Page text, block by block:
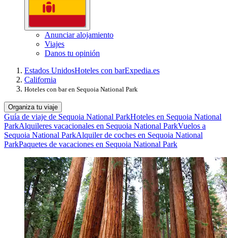
Anunciar alojamiento
Viajes
Danos tu opinión
Estados UnidosHoteles con barExpedia.es
California
Hoteles con bar en Sequoia National Park
Organiza tu viaje
Guía de viaje de Sequoia National ParkHoteles en Sequoia National
ParkAlquileres vacacionales en Sequoia National ParkVuelos a
Sequoia National ParkAlquiler de coches en Sequoia National
ParkPaquetes de vacaciones en Sequoia National Park